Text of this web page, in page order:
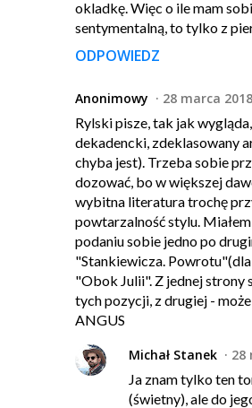
okladkę. Więc o ile mam
sentymentalną, to tylko z
ODPOWIEDZ
Anonimowy
28 marca
Rylski pisze, tak jak
dekadencki, zdeklasowany
chyba jest). Trzeba sobie
dozować, bo w większej
wybitna literatura trochę
powtarzalność stylu.
podaniu sobie jedno po
"Stankiewicza.
"Obok Julii". Z jednej strony
tych pozycji, z drugiej -
ANGUS
Michał Stanek
28
Ja znam tylko ten
(świetny), ale do